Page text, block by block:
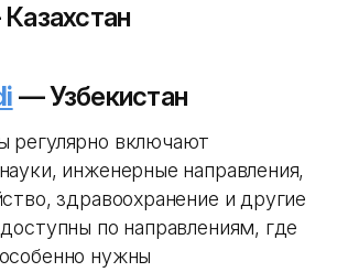
— Узбекистан
регулярно включают
инженерные направления,
здравоохранение и другие
по направлениям, где
нужны